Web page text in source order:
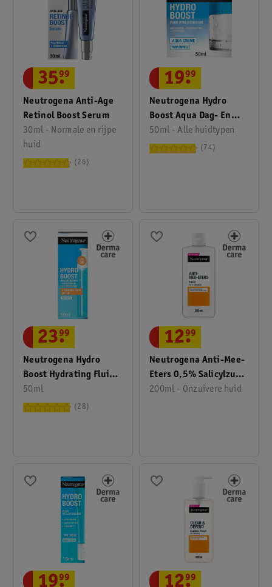
Neutrogena Anti-Age
Retinol Boost Serum
30ml - Normale en rijpe
huid
35.
99
26
Neutrogena Hydro
Boost Aqua Dag- En
Nachtcrème
50ml - Alle huidtypen
19.
99
74
Neutrogena Hydro
Boost Hydrating Fluid
Met SPF50
50ml
23.
99
28
Neutrogena Anti-Mee-
Eters 0,5% Salicylzuur
Toner
200ml - Onzuivere huid
12.
99
19.
99 12.
99